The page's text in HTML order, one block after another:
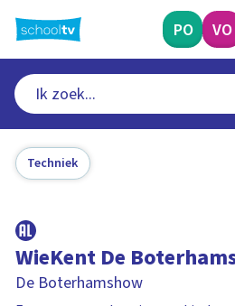
naar
hoofdinhoud
PO VO
Techniek
WieKent De
De Boterhamshow